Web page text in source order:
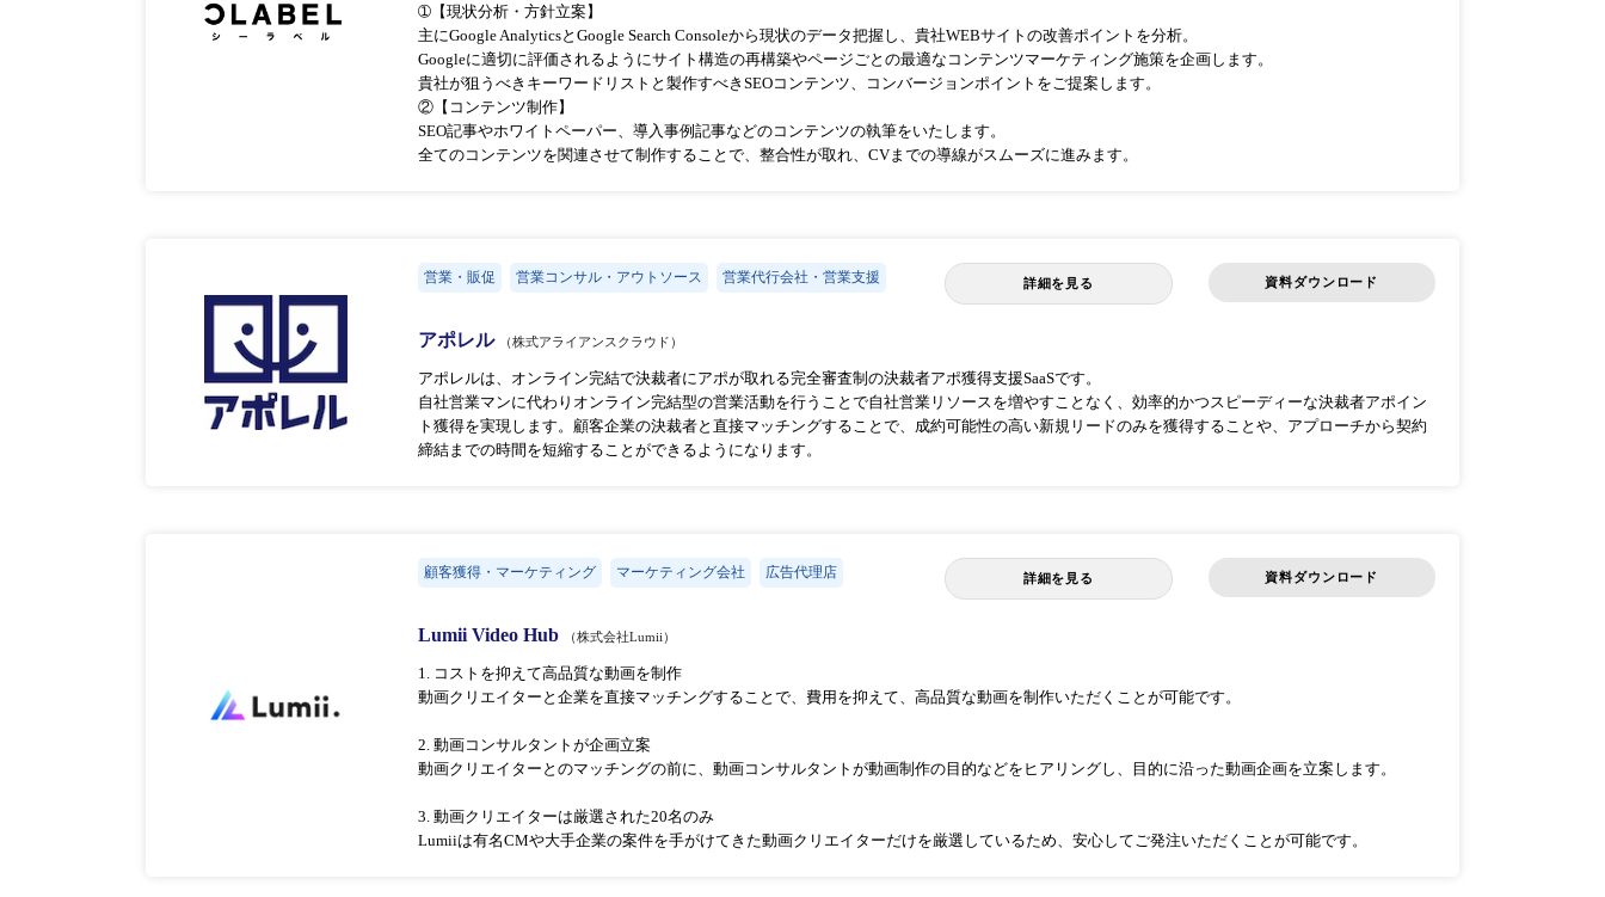
➀【現状分析・方針立案】
主にGoogle AnalyticsとGoogle Search Consoleから現状のデータ把握し、貴社WEBサイトの改善ポイントを分析。
Googleに適切に評価されるようにサイト構造の再構築やページごとの最適なコンテンツマーケティング施策を企画します。
貴社が狙うべきキーワードリストと製作すべきSEOコンテンツ、コンバージョンポイントをご提案します。
②【コンテンツ制作】
SEO記事やホワイトペーパー、導入事例記事などのコンテンツの執筆をいたします。
全てのコンテンツを関連させて制作することで、整合性が取れ、CVまでの導線がスムーズに進みます。
営業・販促 営業コンサル・アウトソース 営業代行会社・営業支援 詳細を見る 資料ダウンロード
アポレル （株式アライアンスクラウド）
アポレルは、オンライン完結で決裁者にアポが取れる完全審査制の決裁者アポ獲得⽀援SaaSです。
⾃社営業マンに代わりオンライン完結型の営業活動を⾏うことで⾃社営業リソースを増やすことなく、効率的かつスピーディーな決裁者アポイン
ト獲得を実現します。顧客企業の決裁者と直接マッチングすることで、成約可能性の⾼い新規リードのみを獲得することや、アプローチから契約
締結までの時間を短縮することができるようになります。
顧客獲得・マーケティング マーケティング会社 広告代理店 詳細を見る 資料ダウンロード
Lumii Video Hub （株式会社Lumii）
1. コストを抑えて高品質な動画を制作
動画クリエイターと企業を直接マッチングすることで、費用を抑えて、高品質な動画を制作いただくことが可能です。
2. 動画コンサルタントが企画立案
動画クリエイターとのマッチングの前に、動画コンサルタントが動画制作の目的などをヒアリングし、目的に沿った動画企画を立案します。
3. 動画クリエイターは厳選された20名のみ
Lumiiは有名CMや大手企業の案件を手がけてきた動画クリエイターだけを厳選しているため、安心してご発注いただくことが可能です。